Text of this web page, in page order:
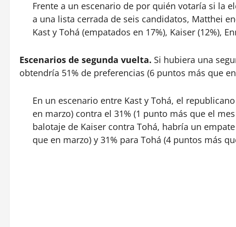
Frente a un escenario de por quién votaría si la
a una lista cerrada de seis candidatos, Matthei
Kast y Tohá (empatados en 17%), Kaiser (12%),
Escenarios de segunda vuelta. Si hubiera una
obtendría 51% de preferencias (6 puntos más que
En un escenario entre Kast y Tohá, el
en marzo) contra el 31% (1 punto más que el
balotaje de Kaiser contra Tohá, habría un
que en marzo) y 31% para Tohá (4 puntos más